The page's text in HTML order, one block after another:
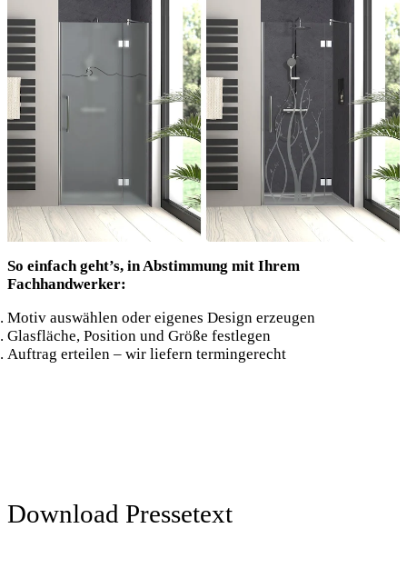
So einfach geht’s, in Abstimmung mit Ihrem
Fachhandwerker:
Motiv auswählen oder eigenes Design erzeugen
Glasfläche, Position und Größe festlegen
Auftrag erteilen – wir liefern termingerecht
Download Pressetext